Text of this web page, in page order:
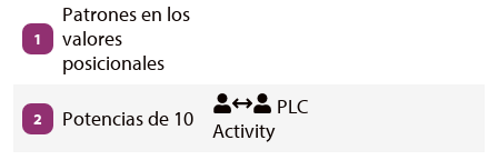
1
Patrones en los
valores
posicionales
2 Potencias de 10
PLC
Activity